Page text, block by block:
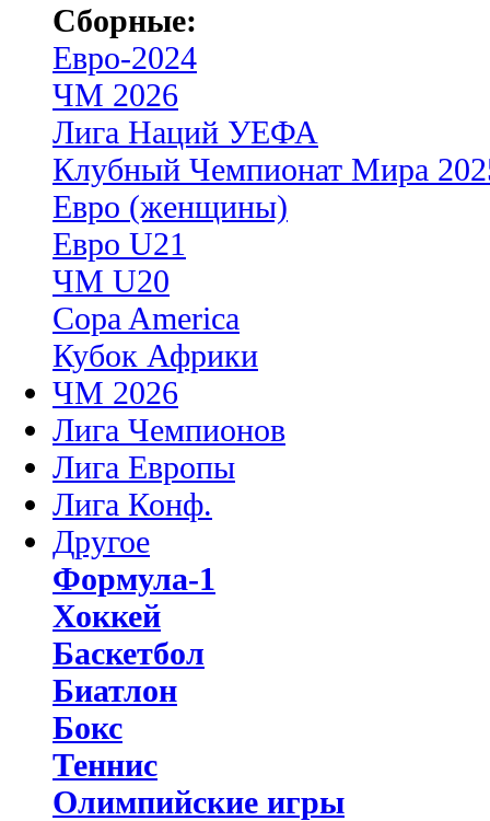
Сборные:
Евро-2024
ЧМ 2026
Лига Наций УЕФА
Клубный Чемпионат Мира
Евро (женщины)
Евро U21
ЧМ U20
Copa America
Кубок Африки
ЧМ 2026
Лига Чемпионов
Лига Европы
Лига Конф.
Другое
Формула-1
Хоккей
Баскетбол
Биатлон
Бокс
Теннис
Олимпийские игры